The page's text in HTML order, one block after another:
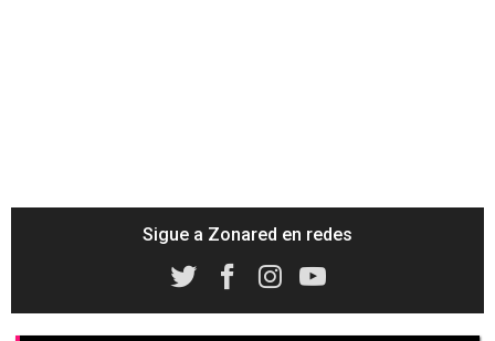
Sigue a Zonared en redes